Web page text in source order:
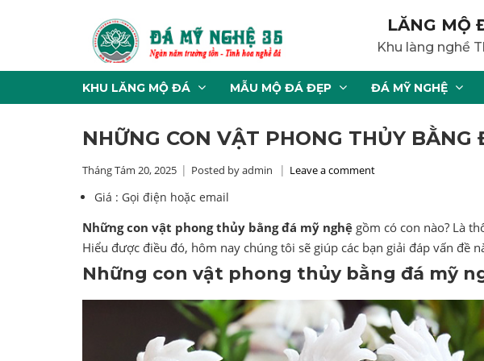
LĂNG MỘ
Khu làng nghề
KHU LĂNG MỘ ĐÁ MẪU MỘ ĐÁ ĐẸP ĐÁ MỸ NGHỆ
NHỮNG CON VẬT PHONG THỦY BẰNG
Tháng Tám 20, 2025 Posted by admin Leave a comment
Giá : Gọi điện hoặc email
Những con vật phong thủy bằng đá mỹ nghệ gồm có con nào? Là
Hiểu được điều đó, hôm nay chúng tôi sẽ giúp các bạn giải đáp vấn đề
Những con vật phong thủy bằng đá mỹ